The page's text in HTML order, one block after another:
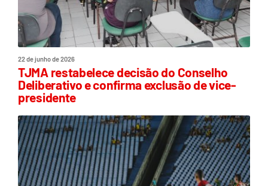
22 de junho de 2026
TJMA restabelece decisão do Conselho
Deliberativo e confirma exclusão de vice-
presidente